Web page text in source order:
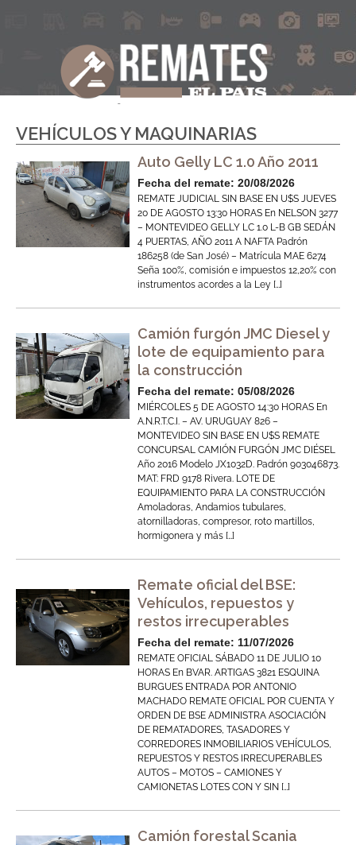
VEHÍCULOS Y MAQUINARIAS
Auto Gelly LC 1.0 Año 2011
Fecha del remate: 20/08/2026
REMATE JUDICIAL SIN BASE EN U$S JUEVES
20 DE AGOSTO 13:30 HORAS En NELSON 3277
– MONTEVIDEO GELLY LC 1.0 L-B GB SEDÁN
4 PUERTAS, AÑO 2011 A NAFTA Padrón
186258 (de San José) – Matrícula MAE 6274
Seña 100%, comisión e impuestos 12,20% con
instrumentos acordes a la Ley […]
Camión furgón JMC Diesel y
lote de equipamiento para
la construcción
Fecha del remate: 05/08/2026
MIÉRCOLES 5 DE AGOSTO 14:30 HORAS En
A.N.R.T.C.I. – AV. URUGUAY 826 –
MONTEVIDEO SIN BASE EN U$S REMATE
CONCURSAL CAMIÓN FURGÓN JMC DIÉSEL
Año 2016 Modelo JX1032D. Padrón 903046873.
MAT: FRD 9178 Rivera. LOTE DE
EQUIPAMIENTO PARA LA CONSTRUCCIÓN
Amoladoras, Andamios tubulares,
atornilladoras, compresor, roto martillos,
hormigonera y más […]
Remate oficial del BSE:
Vehículos, repuestos y
restos irrecuperables
Fecha del remate: 11/07/2026
REMATE OFICIAL SÁBADO 11 DE JULIO 10
HORAS En BVAR. ARTIGAS 3821 ESQUINA
BURGUES ENTRADA POR ANTONIO
MACHADO REMATE OFICIAL POR CUENTA Y
ORDEN DE BSE ADMINISTRA ASOCIACIÓN
DE REMATADORES, TASADORES Y
CORREDORES INMOBILIARIOS VEHÍCULOS,
REPUESTOS Y RESTOS IRRECUPERABLES
AUTOS – MOTOS – CAMIONES Y
CAMIONETAS LOTES CON Y SIN […]
Camión forestal Scania